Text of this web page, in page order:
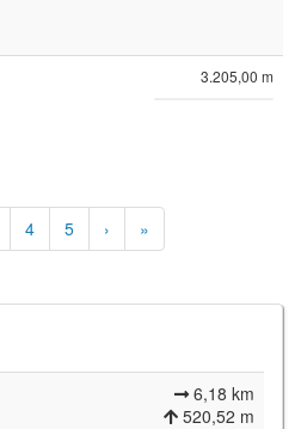
3.205,00 m
Pàgina
4 Pàgina
5
Pàgina
següent
›
Última
pàgina
»
6,18 km
520,52 m